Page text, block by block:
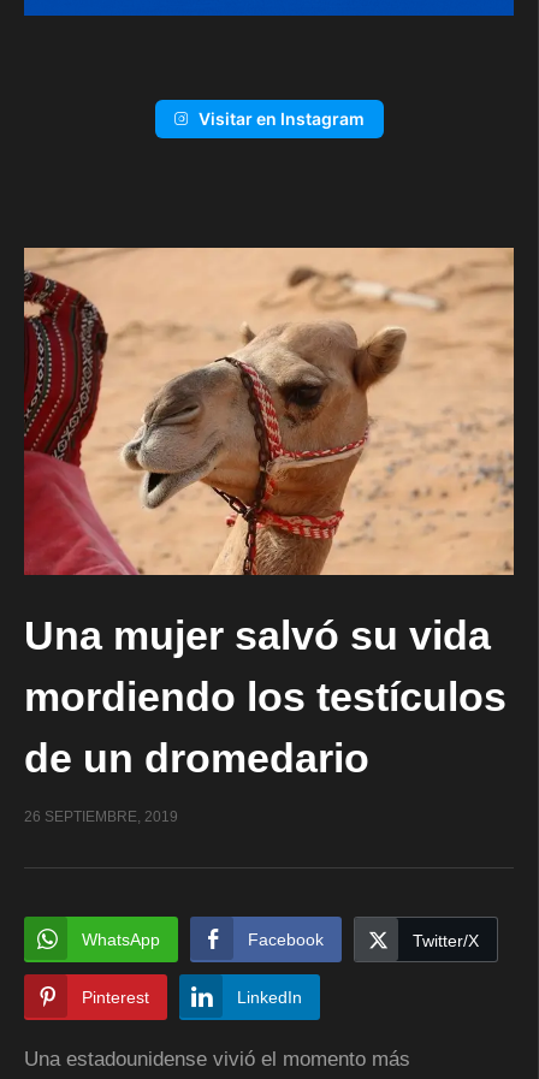
Visitar en Instagram
Una mujer salvó su vida
mordiendo los testículos
de un dromedario
26 SEPTIEMBRE, 2019
WhatsApp Facebook Twitter/X
Pinterest LinkedIn
Una estadounidense vivió el momento más